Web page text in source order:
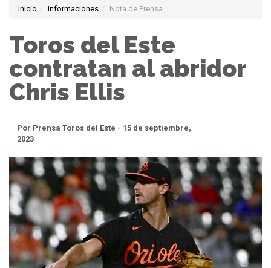
Inicio Informaciones Nota de Prensa
Toros del Este
contratan al abridor
Chris Ellis
Por Prensa Toros del Este - 15 de septiembre,
2023